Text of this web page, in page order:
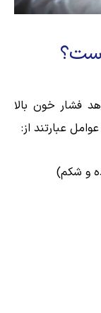
فشار خون بالا
عبارتند از:
و شکم)